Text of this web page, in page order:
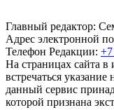
Главный редактор:
Адрес электронной
Телефон Редакции:
На страницах сайта
встречаться
данный сервис
которой признана